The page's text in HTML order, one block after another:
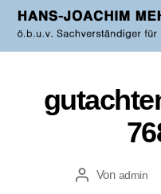
Von admin